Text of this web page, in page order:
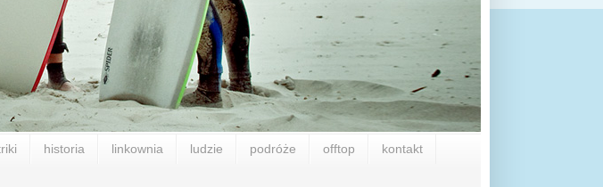
historia linkownia ludzie podróże offtop kontakt